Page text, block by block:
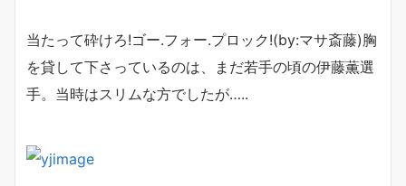
当たって砕けろ!ゴー.フォー.プロック!(by:マサ斎藤)胸
を貸して下さっているのは、まだ若手の頃の伊藤薫選
手。当時はスリムな方でしたが…..